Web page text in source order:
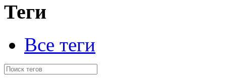
Теги
Все теги